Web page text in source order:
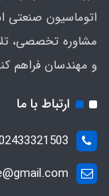
اتوماسیون صنعتی
مشاوره تخصصی،
و مهندسان فراهم
ارتباط با ما
09191441042